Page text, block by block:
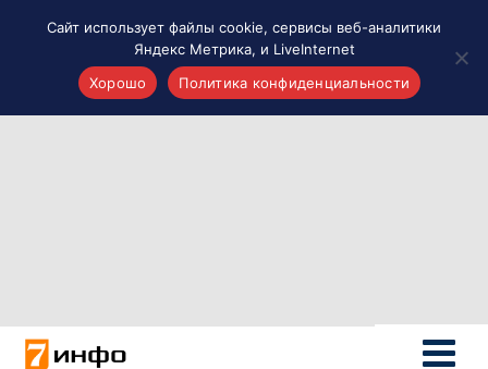
Новости России
Политика
Сайт использует файлы cookie, сервисы веб-аналитики
Яндекс Метрика, и LiveInternet
Хорошо
Политика конфиденциальности